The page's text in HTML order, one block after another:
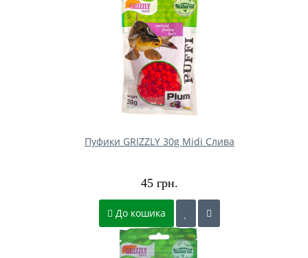
Пуфики GRIZZLY 30g Midi Слива
45 грн.
До кошика